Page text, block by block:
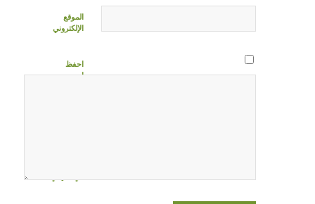
الموقع
الإلكتروني
احفظ
اسمي،